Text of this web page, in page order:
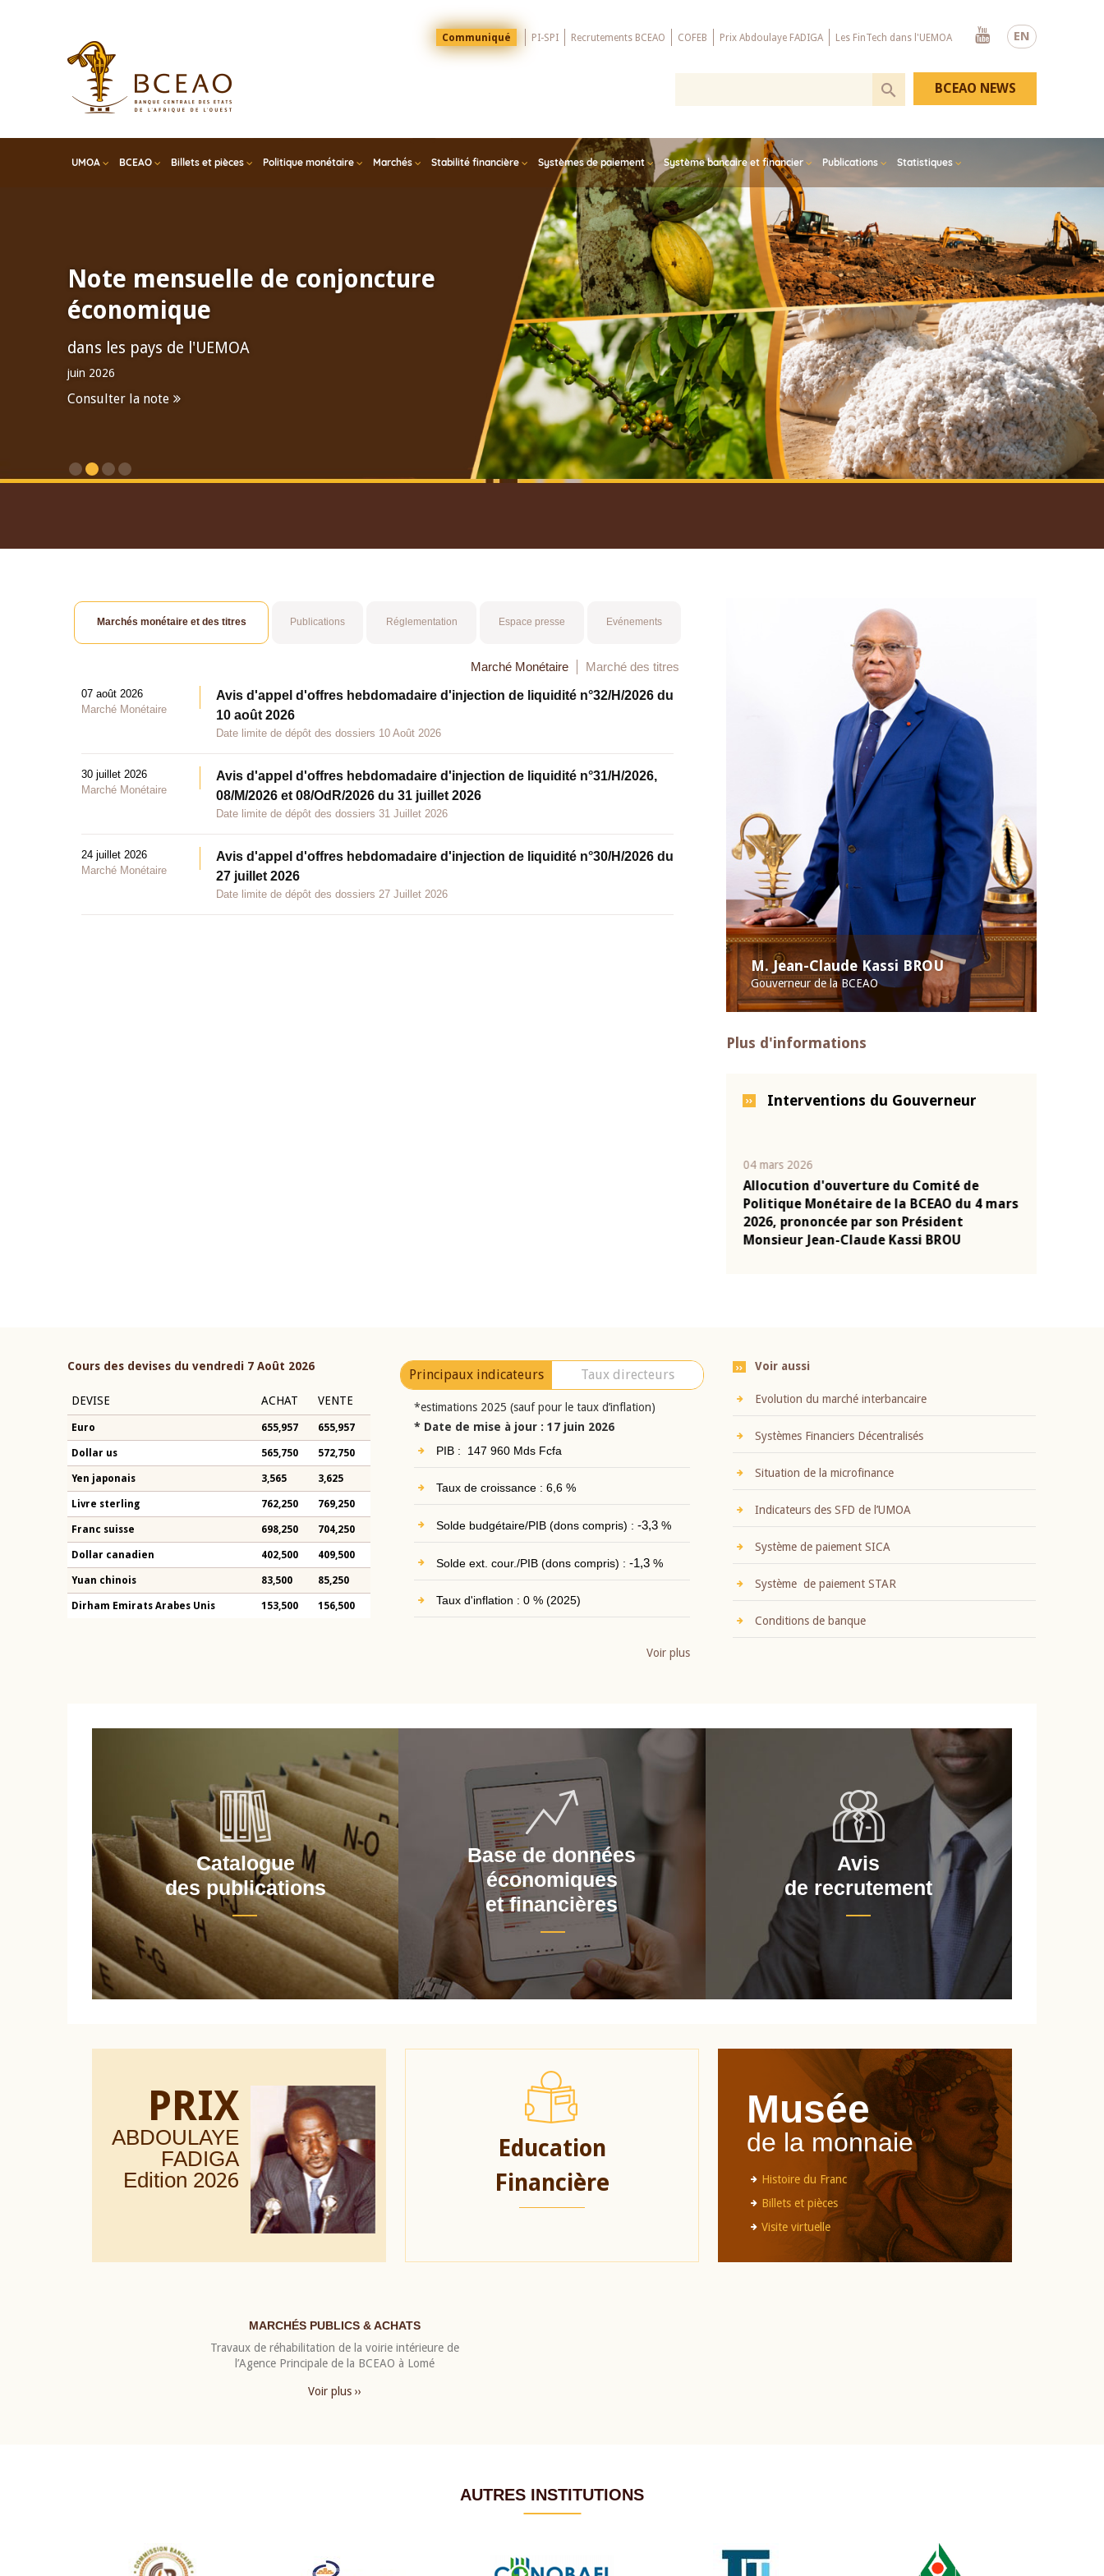
EN
Menu
Top
Communiqué PI-SPI Recrutements BCEAO COFEB Prix Abdoulaye FADIGA Les FinTech dans l'UEMOA
Youtube
UMOA BCEAO Billets et pièces Politique monétaire Marchés Stabilité financière Systèmes de paiement Système bancaire et financier Publications Statistiques
BCEAO NEWS
Note mensuelle de conjoncture
économique
dans les pays de l'UEMOA
juin 2026
Consulter la note
M. Jean-Claude Kassi BROU
Gouverneur de la BCEAO
Plus d'informations
Interventions du Gouverneur
04 mars 2026
Allocution d'ouverture du Comité de
Politique Monétaire de la BCEAO du 4 mars
2026, prononcée par son Président
Monsieur Jean-Claude Kassi BROU
Marchés monétaire et des titres Publications Réglementation Espace presse Evénements
Marché Monétaire Marché des titres
07 août 2026
Marché Monétaire
Avis d'appel d'offres hebdomadaire d'injection de liquidité n°32/H/2026 du
10 août 2026
Date limite de dépôt des dossiers 10 Août 2026
30 juillet 2026
Marché Monétaire
Avis d'appel d'offres hebdomadaire d'injection de liquidité n°31/H/2026,
08/M/2026 et 08/OdR/2026 du 31 juillet 2026
Date limite de dépôt des dossiers 31 Juillet 2026
24 juillet 2026
Marché Monétaire
Avis d'appel d'offres hebdomadaire d'injection de liquidité n°30/H/2026 du
27 juillet 2026
Date limite de dépôt des dossiers 27 Juillet 2026
Cours des devises du vendredi 7 Août 2026
DEVISE ACHAT VENTE
Euro 655,957 655,957
Dollar us 565,750 572,750
Yen japonais 3,565 3,625
Livre sterling 762,250 769,250
Franc suisse 698,250 704,250
Dollar canadien 402,500 409,500
Yuan chinois 83,500 85,250
Dirham Emirats Arabes Unis 153,500 156,500
Principaux indicateurs Taux directeurs
*estimations 2025 (sauf pour le taux d’inflation)
* Date de mise à jour : 17 juin 2026
PIB : 147 960 Mds Fcfa
Taux de croissance : 6,6 %
Solde budgétaire/PIB (dons compris) : -3,3%
Solde ext. cour./PIB (dons compris) : -1,3%
Taux d'inflation : 0 % (2025)
Voir plus
Voir aussi
Evolution du marché interbancaire
Systèmes Financiers Décentralisés
Situation de la microfinance
Indicateurs des SFD de l’UMOA
Système de paiement SICA
Système de paiement STAR
Conditions de banque
Catalogue
des publications
Base de données
économiques
et financières
Avis
de recrutement
PRIX
ABDOULAYE
FADIGA
Edition 2026
Education
Financière
Musée
de la monnaie
Histoire du Franc
Billets et pièces
Visite virtuelle
MARCHÉS PUBLICS & ACHATS
Travaux de réhabilitation de la voirie intérieure de
l’Agence Principale de la BCEAO à Lomé
Voir plus ››
AUTRES INSTITUTIONS